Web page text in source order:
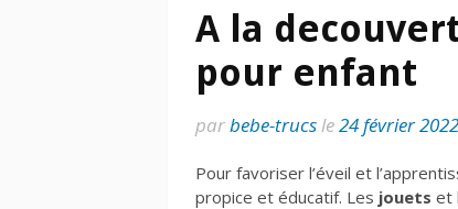
A la
pour enfant
parbebe-trucsle24 février 2022
Pour favoriser l’éveil et
propice et éducatif. Les jouets et